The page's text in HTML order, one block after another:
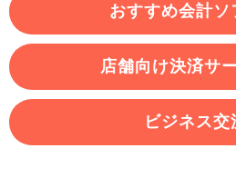
おすすめ会計ソ
店舗向け決済サ
ビジネス交